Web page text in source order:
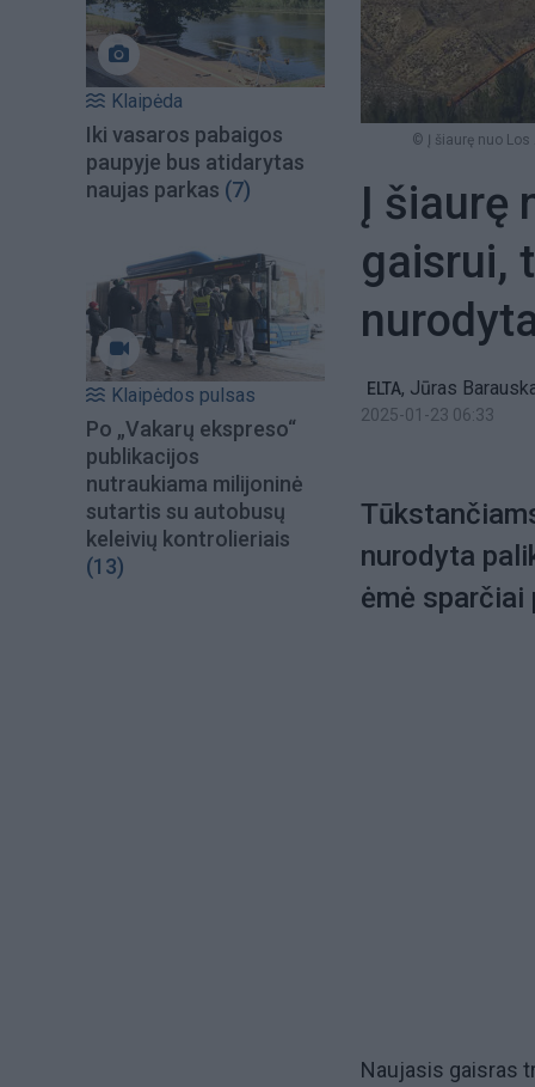
Klaipėda
Iki vasaros pabaigos
paupyje bus atidarytas
naujas parkas (7)
Klaipėdos pulsas
Po „Vakarų ekspreso“
publikacijos
nutraukiama milijoninė
sutartis su autobusų
keleivių kontrolieriais
(13)
© Į šiaurę nuo Los
Į šiaurę
gaisrui,
ELTA, Jūras
2025-01-23 06:33
nurodyta
ėmė
Naujasis gaisras